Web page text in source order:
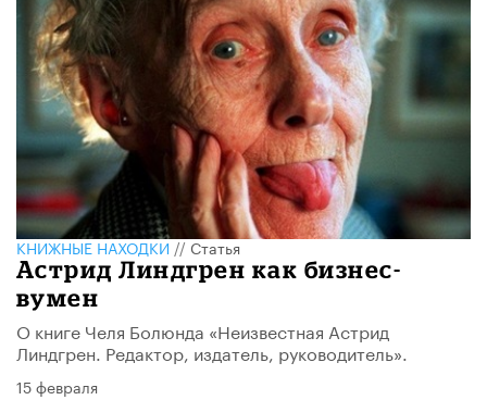
КНИЖНЫЕ НАХОДКИ//Статья
Астрид Линдгрен как бизнес-
вумен
О книге Челя Болюнда «Неизвестная Астрид
Линдгрен. Редактор, издатель, руководитель».
15 февраля